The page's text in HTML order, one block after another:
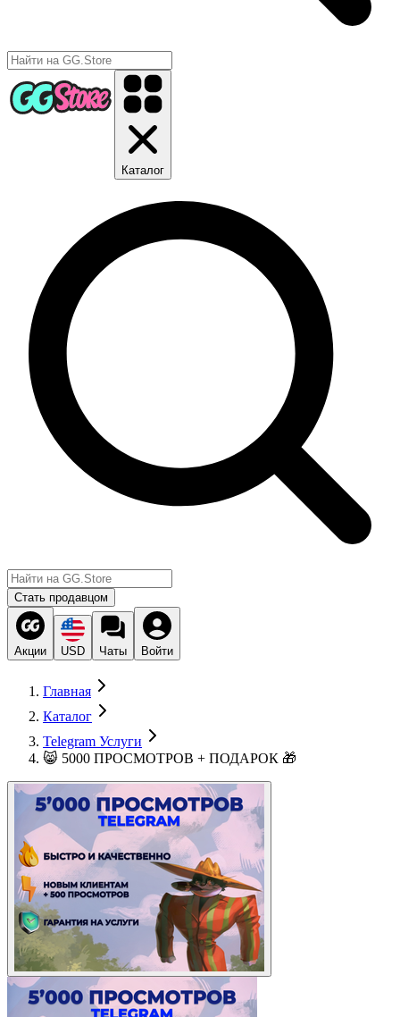
Каталог
Стать продавцом
Акции USD Чаты Войти
Главная
Каталог
Telegram Услуги
😸 5000 ПРОСМОТРОВ + ПОДАРОК 🎁